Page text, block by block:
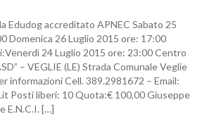
Edudog accreditato APNEC Sabato 25
Domenica 26 Luglio 2015 ore: 17:00
24 Luglio 2015 ore: 23:00 Centro
– VEGLIE (LE) Strada Comunale Veglie
informazioni Cell. 389.2981672 – Email:
Posti liberi: 10 Quota:€ 100,00 Giuseppe
E.N.C.I. […]